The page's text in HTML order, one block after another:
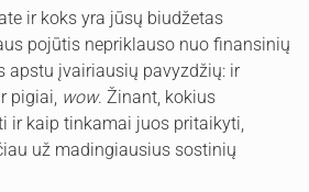
ir koks yra jūsų biudžetas
pojūtis nepriklauso nuo finansinių
apstu įvairiausių pavyzdžių: ir
pigiai, wow. Žinant, kokius
ir kaip tinkamai juos pritaikyti,
už madingiausius sostinių